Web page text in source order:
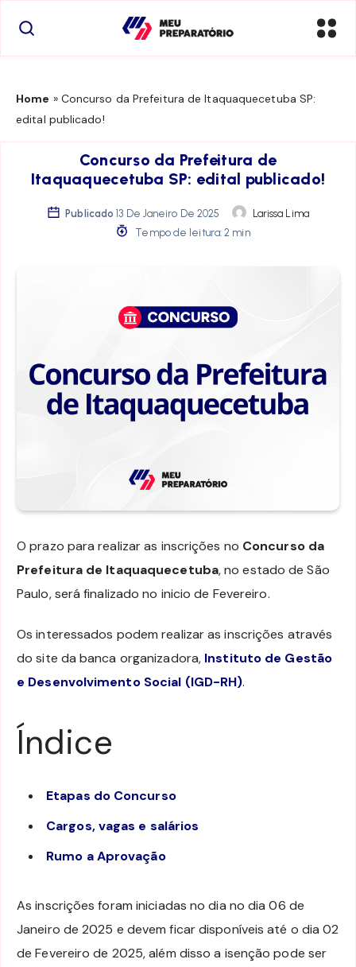
Home » Concurso da Prefeitura de Itaquaquecetuba SP:
edital publicado!
Concurso da Prefeitura de
Itaquaquecetuba SP: edital publicado!
Publicado 13 De Janeiro De 2025
Larissa Lima
Tempo de leitura: 2 min
O prazo para realizar as inscrições no Concurso da
Prefeitura de Itaquaquecetuba, no estado de São
Paulo, será finalizado no inicio de Fevereiro.
Os interessados podem realizar as inscrições através
do site da banca organizadora, Instituto de Gestão
e Desenvolvimento Social (IGD-RH).
Índice
Etapas do Concurso
Cargos, vagas e salários
Rumo a Aprovação
As inscrições foram iniciadas no dia no dia 06 de
Janeiro de 2025 e devem ficar disponíveis até o dia 02
de Fevereiro de 2025, além disso a isenção pode ser